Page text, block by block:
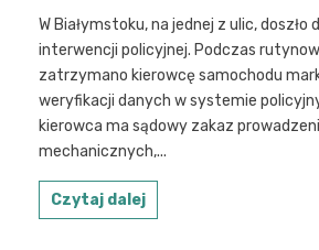
W Białymstoku, na jednej z ulic, doszło
interwencji policyjnej. Podczas
zatrzymano kierowcę samochodu
weryfikacji danych w systemie
kierowca ma sądowy zakaz
mechanicznych,...
Czytaj dalej